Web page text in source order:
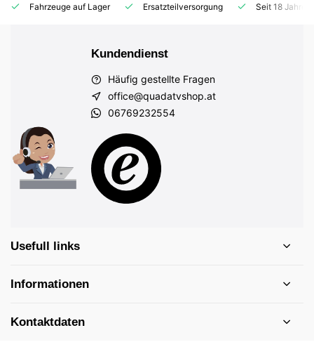
Fahrzeuge auf Lager Ersatzteilversorgung Seit 18
Kundendienst
Häufig gestellte Fragen
office@quadatvshop.at
06769232554
Usefull links
Informationen
Kontaktdaten